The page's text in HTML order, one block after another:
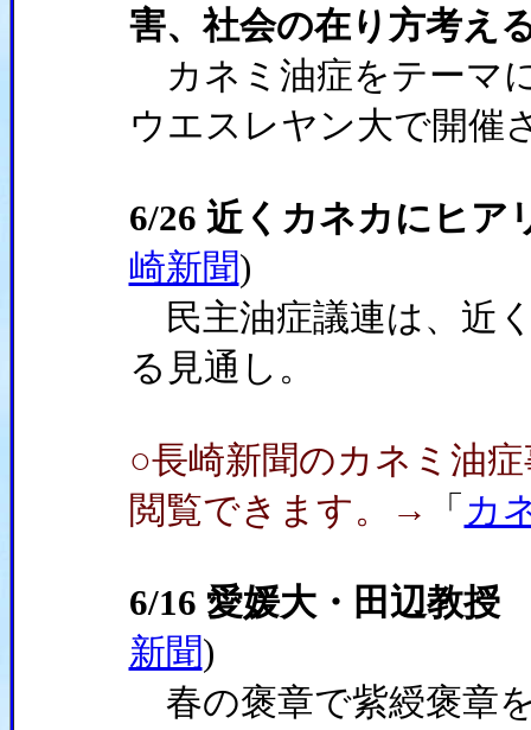
害、社会の在り方考え
カネミ油症をテーマ
ウエスレヤン大で開催
6/26 近くカネカにヒア
崎新聞)
民主油症議連は、近
る見通し。
○長崎新聞のカネミ油
閲覧できます。→
「 カ
6/16 愛媛大・田辺教
新聞)
春の褒章で紫綬褒章